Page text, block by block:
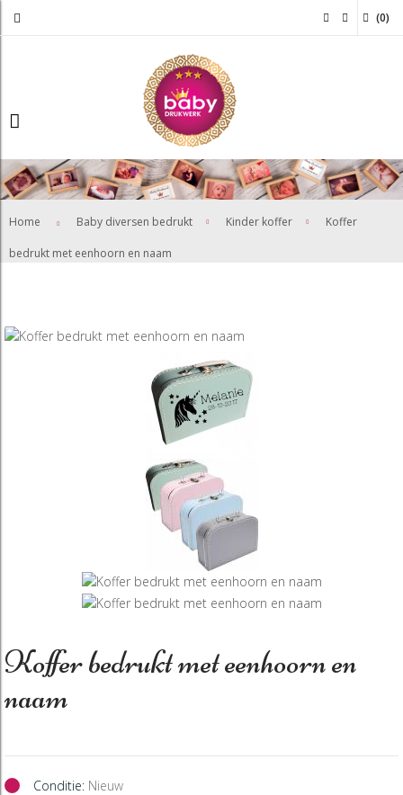
(0)
Home Baby diversen bedrukt Kinder koffer Koffer
bedrukt met eenhoorn en naam
Koffer bedrukt met eenhoorn en
naam
Conditie: Nieuw